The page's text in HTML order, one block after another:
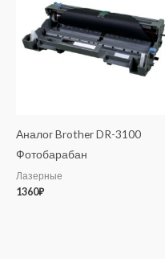
Аналог Brother DR-3100
Фотобарабан
Лазерные
1360₽